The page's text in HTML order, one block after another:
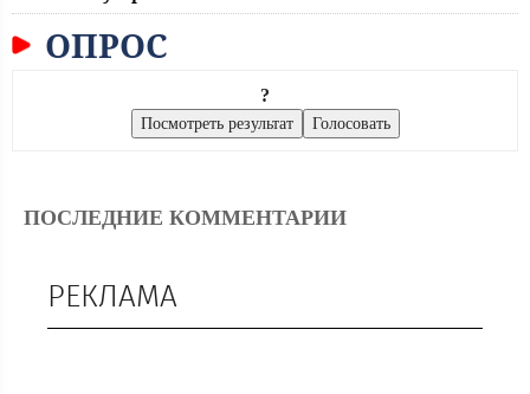
ОПРОС
?
ПОСЛЕДНИЕ КОММЕНТАРИИ
РЕКЛАМА